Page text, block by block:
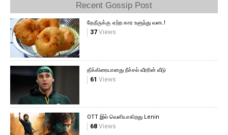
Recent Gossip Post
தேநீருக்கு ஏற்ற கார உளுந்து வடை!
37Views
தீக்கிரையானது நீச்சல் வீரரின் வீடு
61 Views
OTT இல் வெளியாகிறது Lenin
68Views